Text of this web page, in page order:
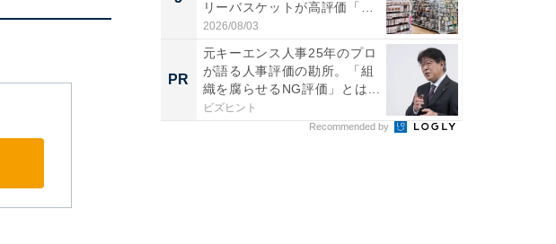
リーバスケットが高評価「使
わ...
2026/08/03
PR
元キーエンス人事25年のプロ
が語る人事評価の勘所。「組
織を腐らせるNG評価」とは...
ビズヒント
Recommended by